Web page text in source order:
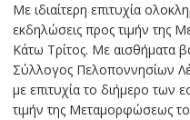
Με ιδιαίτερη επιτυχία
εκδηλώσεις προς τιμήν της
Κάτω Τρίτος. Με αισθήματα
Σύλλογος Πελοποννησίων
με επιτυχία το διήμερο των
τιμήν της Μεταμορφώσεως